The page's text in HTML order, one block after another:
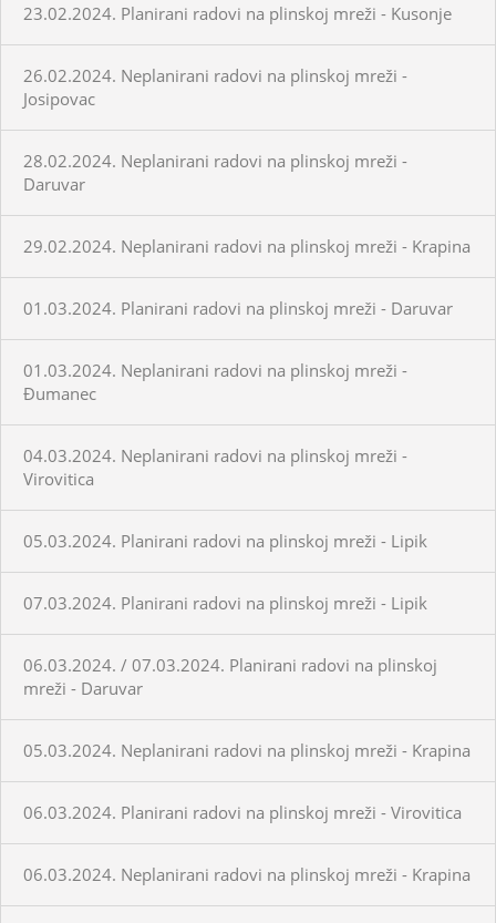
23.02.2024. Planirani radovi na plinskoj mreži - Kusonje
26.02.2024. Neplanirani radovi na plinskoj mreži -
Josipovac
28.02.2024. Neplanirani radovi na plinskoj mreži -
Daruvar
29.02.2024. Neplanirani radovi na plinskoj mreži - Krapina
01.03.2024. Planirani radovi na plinskoj mreži - Daruvar
01.03.2024. Neplanirani radovi na plinskoj mreži -
Đumanec
04.03.2024. Neplanirani radovi na plinskoj mreži -
Virovitica
05.03.2024. Planirani radovi na plinskoj mreži - Lipik
07.03.2024. Planirani radovi na plinskoj mreži - Lipik
06.03.2024. / 07.03.2024. Planirani radovi na plinskoj
mreži - Daruvar
05.03.2024. Neplanirani radovi na plinskoj mreži - Krapina
06.03.2024. Planirani radovi na plinskoj mreži - Virovitica
06.03.2024. Neplanirani radovi na plinskoj mreži - Krapina